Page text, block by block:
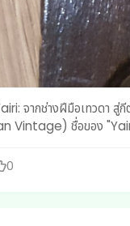
างฝีมือเทวดา สู่กีตาร์วินเทจที่นักสะสมทั่วโลกต
Vintage) ชื่อของ
0